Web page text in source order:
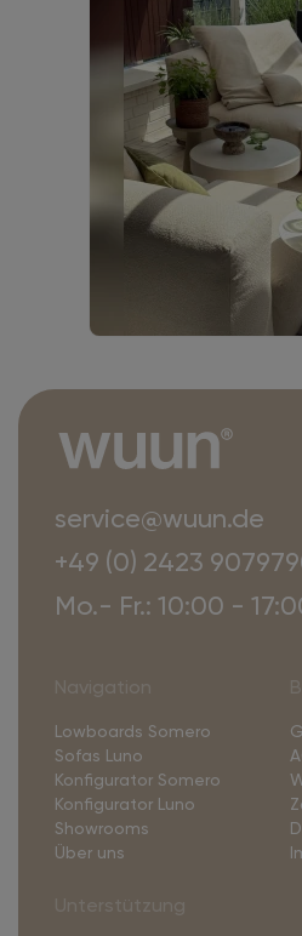
service@wuun.de
+49 (0) 2423
Mo.- Fr.: 10:00 -
Lowboards Somero
Sofas Luno
Konfigurator Somero
Konfigurator Luno
Showrooms
Über uns